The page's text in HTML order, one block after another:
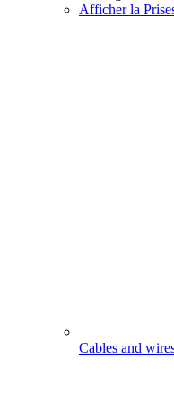
Afficher la
Cables and